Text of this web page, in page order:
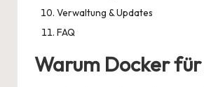
Verwaltung & Updates
FAQ
Warum Docker für